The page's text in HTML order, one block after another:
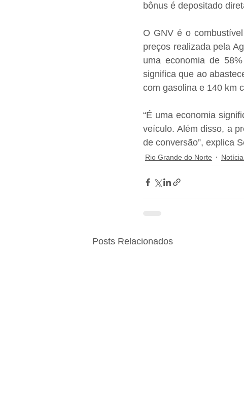
bônus é depositado
O GNV é o
preços realizada pela
uma economia de
significa que ao
com gasolina e 140 km
“É uma economia
veículo. Além disso, a
de conversão”, explica
Rio Grande do Norte
Posts Relacionados